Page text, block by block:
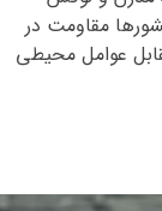
مقاومت در
عوامل محیطی